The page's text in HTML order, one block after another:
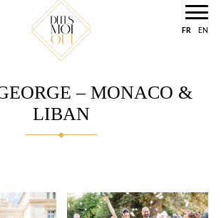
FR EN
– MONACO &
LIBAN
cookies